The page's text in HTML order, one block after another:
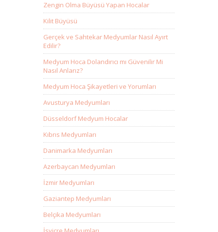
Zengin Olma Büyüsü Yapan Hocalar
Kilit Büyüsü
Gerçek ve Sahtekar Medyumlar Nasıl Ayırt
Edilir?
Medyum Hoca Dolandırıcı mı Güvenilir Mi
Nasıl Anlarız?
Medyum Hoca Şikayetleri ve Yorumları
Avusturya Medyumları
Düsseldorf Medyum Hocalar
Kıbrıs Medyumları
Danimarka Medyumları
Azerbaycan Medyumları
İzmir Medyumları
Gaziantep Medyumları
Belçika Medyumları